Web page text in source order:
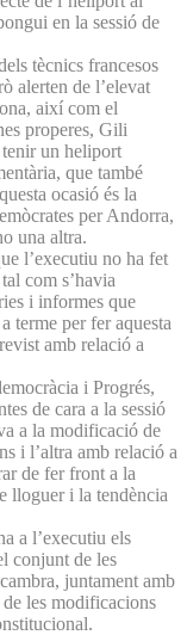
en la sessió de
tècnics francesos
alerten de l’elevat
així com el
properes, Gili
tenir un heliport
que també
ocasió és la
per Andorra,
una altra.
l’executiu no ha fet
com s’havia
i informes que
terme per fer aquesta
amb relació a
i Progrés,
de cara a la sessió
a la modificació de
i l’altra amb relació a
de fer front a la
lloguer i la tendència
a l’executiu els
conjunt de les
juntament amb
les modificacions